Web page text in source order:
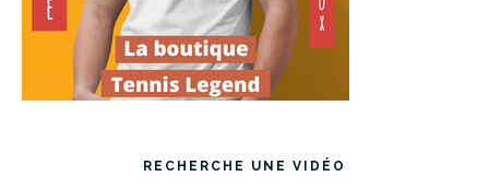
RECHERCHE UNE VIDÉO